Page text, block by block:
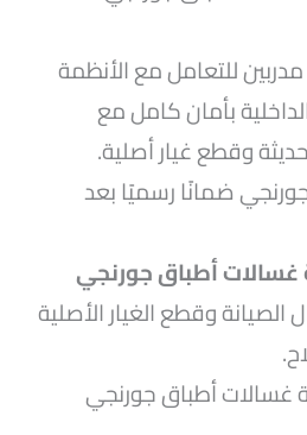
للتعامل مع الأنظمة
بأمان كامل مع
وقطع غيار أصلية.
ضمانًا رسميًا بعد
غسالات أطباق جورنجي
وقطع الغيار الأصلية
غسالات أطباق جورنجي